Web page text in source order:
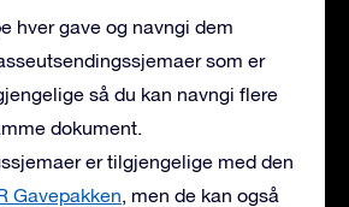
hver gave og navngi dem
som er
så du kan navngi flere
dokument.
er tilgjengelige med den
Gavepakken, men de kan også